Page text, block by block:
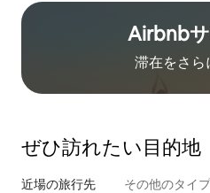
Airbnb⁠
滞在をさ⁠ら⁠
ぜひ訪⁠れ⁠た⁠い目⁠的⁠地
近場の旅行先 その他のタ⁠イ⁠